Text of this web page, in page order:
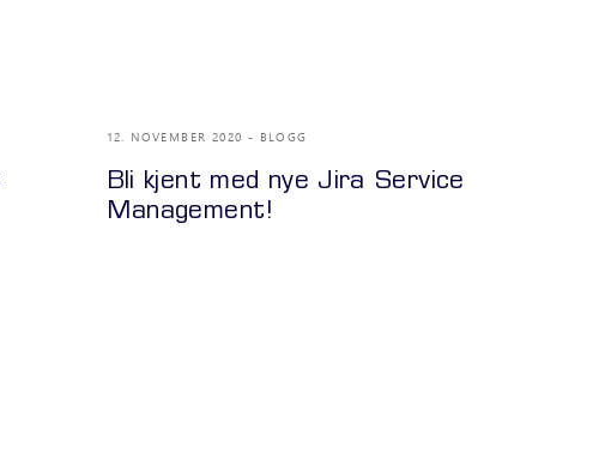
12. NOVEMBER 2020 BLOGG
Bli kjent med nye Jira Service
Management!